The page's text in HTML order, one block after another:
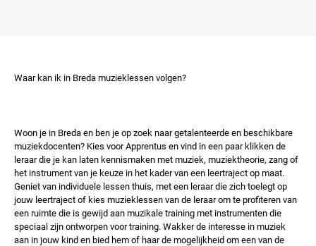
Waar kan ik in Breda muzieklessen volgen?
Woon je in Breda en ben je op zoek naar getalenteerde en beschikbare
muziekdocenten? Kies voor Apprentus en vind in een paar klikken de
leraar die je kan laten kennismaken met muziek, muziektheorie, zang of
het instrument van je keuze in het kader van een leertraject op maat.
Geniet van individuele lessen thuis, met een leraar die zich toelegt op
jouw leertraject of kies muzieklessen van de leraar om te profiteren van
een ruimte die is gewijd aan muzikale training met instrumenten die
speciaal zijn ontworpen voor training. Wakker de interesse in muziek
aan in jouw kind en bied hem of haar de mogelijkheid om een ​​van de